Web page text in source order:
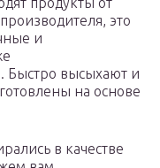
это
и
Быстро высыхают и
на основе
в качестве